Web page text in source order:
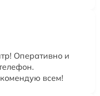
Оперативно и
всем!